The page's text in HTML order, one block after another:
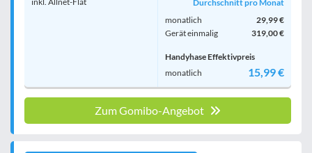
Durchschnitt pro Monat
monatlich
29,99 €
Gerät einmalig
319,00 €
Handyhase Effektivpreis
monatlich
15,99 €
Zum Gomibo-Angebot